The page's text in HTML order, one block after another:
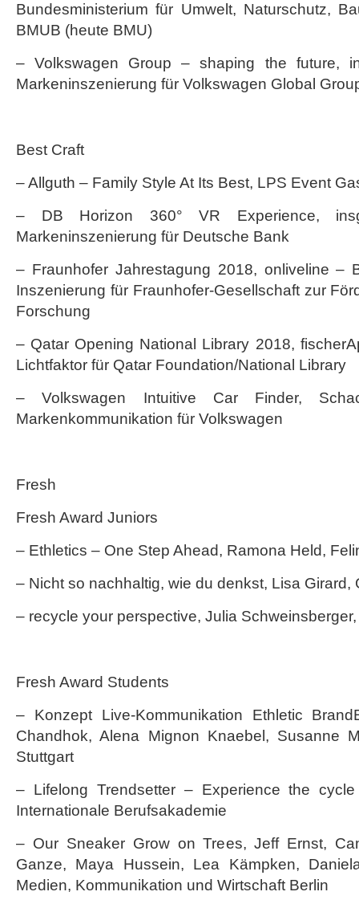
Bundesministerium für Umwelt, Naturschutz,
BMUB (heute BMU)
– Volkswagen Group – shaping the future,
Markeninszenierung für Volkswagen Global
Best Craft
– Allguth – Family Style At Its Best, LPS Event
– DB Horizon 360° VR Experience,
Markeninszenierung für Deutsche Bank
– Fraunhofer Jahrestagung 2018, onliveline –
Inszenierung für Fraunhofer-Gesellschaft zur
Forschung
– Qatar Opening National Library 2018,
Lichtfaktor für Qatar Foundation/National Library
– Volkswagen Intuitive Car Finder,
Markenkommunikation für Volkswagen
Fresh
Fresh Award Juniors
– Ethletics – One Step Ahead, Ramona Held,
– Nicht so nachhaltig, wie du denkst, Lisa Girard,
– recycle your perspective, Julia
Fresh Award Students
– Konzept Live-Kommunikation Ethletic
Chandhok, Alena Mignon Knaebel, Susanne
Stuttgart
– Lifelong Trendsetter – Experience the
Internationale Berufsakademie
– Our Sneaker Grow on Trees, Jeff Ernst,
Ganze, Maya Hussein, Lea Kämpken,
Medien, Kommunikation und Wirtschaft Berlin